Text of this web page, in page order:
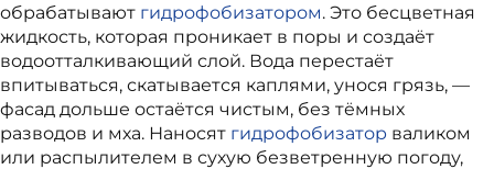
обрабатывают гидрофобизатором. Это бесцветная
жидкость, которая проникает в поры и создаёт
водоотталкивающий слой. Вода перестаёт
впитываться, скатывается каплями, унося грязь, —
фасад дольше остаётся чистым, без тёмных
разводов и мха. Наносят гидрофобизатор валиком
или распылителем в сухую безветренную погоду,